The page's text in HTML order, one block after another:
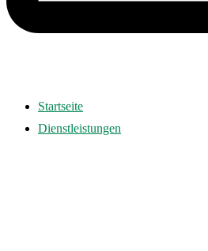
Startseite
Dienstleistungen